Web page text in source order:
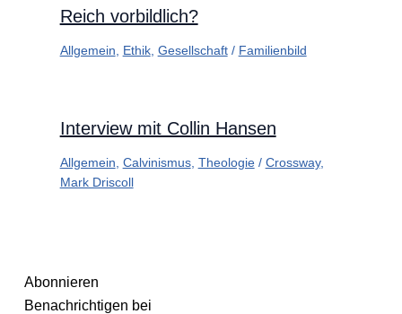
Reich vorbildlich?
Allgemein Ethik, Gesellschaft/ Familienbild
Interview mit Collin Hansen
Allgemein Calvinismus, Theologie/ Crossway,
Mark Driscoll
Abonnieren
Benachrichtigen bei